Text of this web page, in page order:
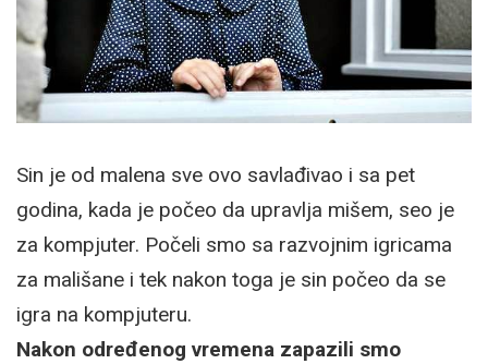
Sin je od malena sve ovo savlađivao i sa pet
godina, kada je počeo da upravlja mišem, seo je
za kompjuter. Počeli smo sa razvojnim igricama
za mališane i tek nakon toga je sin počeo da se
igra na kompjuteru.
Nakon određenog vremena zapazili smo